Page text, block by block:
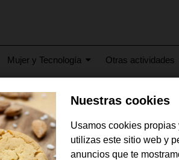
Mujer y Tecnología Otras actividades
Nuestras cookies
Usamos cookies
utilizas este sitio web y
anuncios que te